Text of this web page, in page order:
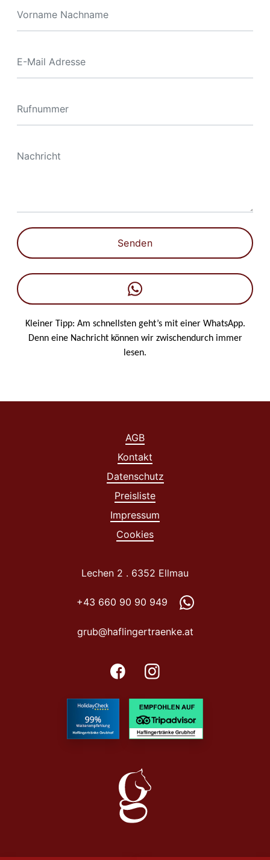
Senden
Kleiner Tipp: Am schnellsten geht’s mit einer WhatsApp.
Denn eine Nachricht können wir zwischendurch immer
lesen.
Lechen 2 . 6352 Ellmau
+43 660 90 90 949
grub@haflingertraenke.at
AGB
Kontakt
Datenschutz
Preisliste
Impressum
Cookies